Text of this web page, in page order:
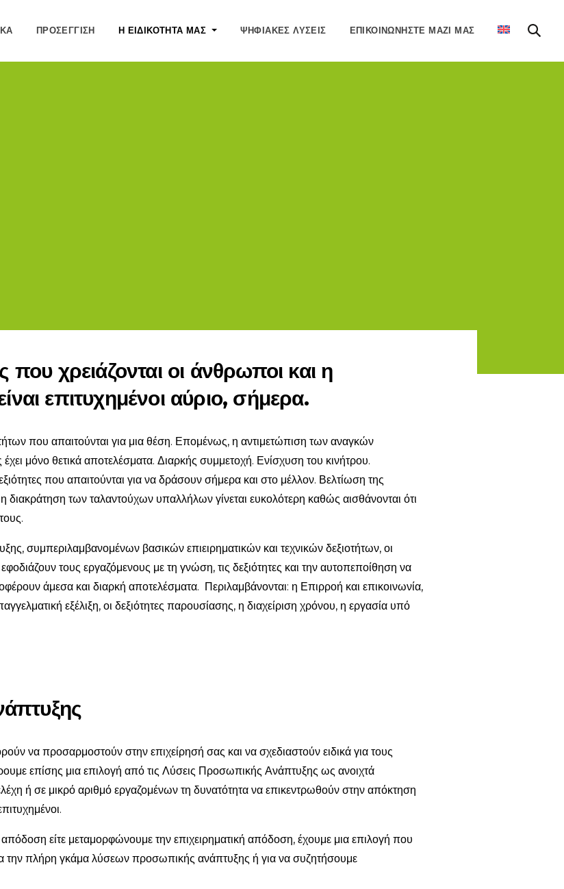
ΠΡΟΣΈΓΓΙΣΗ Η ΕΙΔΙΚΌΤΗΤΆ ΜΑΣ ΨΗΦΙΑΚΈΣ ΛΎΣΕΙΣ ΕΠΙΚΟΙΝΩΝΉΣΤΕ ΜΑΖΊ ΜΑΣ
που χρειάζονται οι άνθρωποι και η
επιτυχημένοι αύριο, σήμερα.
που απαιτούνται για μια θέση. Επομένως, η αντιμετώπιση των αναγκών
μόνο θετικά αποτελέσματα. Διαρκής συμμετοχή. Ενίσχυση του κινήτρου.
που απαιτούνται για να δράσουν σήμερα και στο μέλλον. Βελτίωση της
διακράτηση των ταλαντούχων υπαλλήλων γίνεται ευκολότερη καθώς αισθάνονται ότι
συμπεριλαμβανομένων βασικών επιειρηματικών και τεχνικών δεξιοτήτων, οι
τους εργαζόμενους με τη γνώση, τις δεξιότητες και την αυτοπεποίθηση να
άμεσα και διαρκή αποτελέσματα. Περιλαμβάνονται: η Επιρροή και επικοινωνία,
εξέλιξη, οι δεξιότητες παρουσίασης, η διαχείριση χρόνου, η εργασία υπό
να προσαρμοστούν στην επιχείρησή σας και να σχεδιαστούν ειδικά για τους
επίσης μια επιλογή από τις Λύσεις Προσωπικής Ανάπτυξης ως ανοιχτά
ή σε μικρό αριθμό εργαζομένων τη δυνατότητα να επικεντρωθούν στην απόκτηση
είτε μεταμορφώνουμε την επιχειρηματική απόδοση, έχουμε μια επιλογή που
την πλήρη γκάμα λύσεων προσωπικής ανάπτυξης ή για να συζητήσουμε